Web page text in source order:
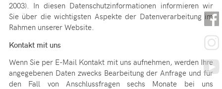
2003). In diesen Datenschutzinformationen informieren wir
Sie über die wichtigsten Aspekte der Datenverarbeitung im
Rahmen unserer Website.
Kontakt mit uns
Wenn Sie per E-Mail Kontakt mit uns aufnehmen, werden Ihre
angegebenen Daten zwecks Bearbeitung der Anfrage und für
den Fall von Anschlussfragen sechs Monate bei uns